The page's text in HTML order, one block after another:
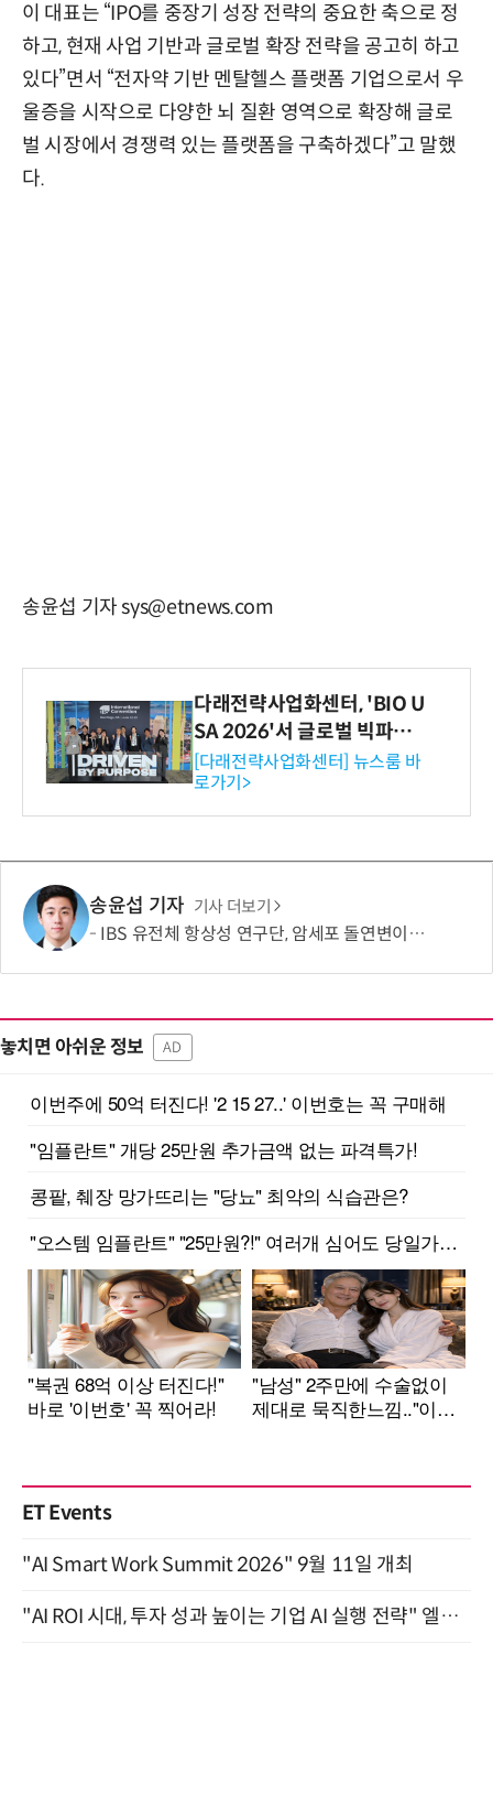
이 대표는 “IPO를 중장기 성장 전략의 중요한 축으로 정
하고, 현재 사업 기반과 글로벌 확장 전략을 공고히 하고
있다”면서 “전자약 기반 멘탈헬스 플랫폼 기업으로서 우
울증을 시작으로 다양한 뇌 질환 영역으로 확장해 글로
벌 시장에서 경쟁력 있는 플랫폼을 구축하겠다”고 말했
다.
송윤섭 기자 sys@etnews.com
다래전략사업화센터, 'BIO U
SA 2026'서 글로벌 빅파마
와의 비즈니스 미팅 지원…K
-바이오 해외 진출 교두보 확
보
[다래전략사업화센터] 뉴스룸 바
로가기>
송윤섭 기자 기사 더보기
IBS 유전체 항상성 연구단, 암세포 돌연변이만 사멸하는 '4세대 항암제' 도전
놓치면 아쉬운 정보 AD
ET Events
"AI Smart Work Summit 2026" 9월 11일 개최
"AI ROI 시대, 투자 성과 높이는 기업 AI 실행 전략" 엘타워 6층 (9월 18일)